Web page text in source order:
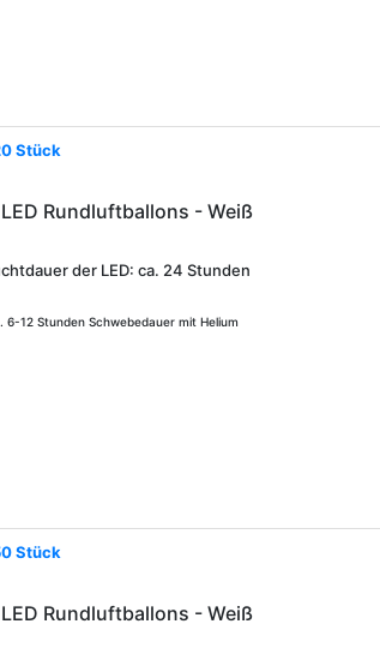
Stück
Rundluftballons - Weiß
der LED: ca. 24 Stunden
6-12 Stunden Schwebedauer mit Helium
Stück
Rundluftballons - Weiß